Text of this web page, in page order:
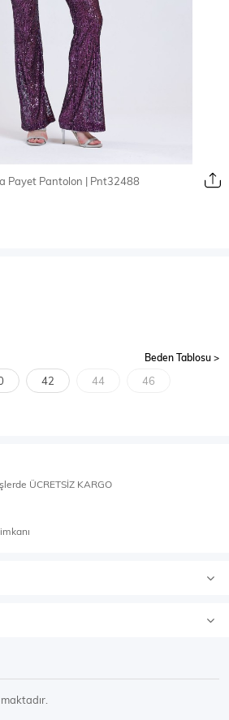
& Kaban Yağmurluk
Payet Pantolon | Pnt32488
Beden Tablosu
42 44 46
ÜCRETSİZ KARGO